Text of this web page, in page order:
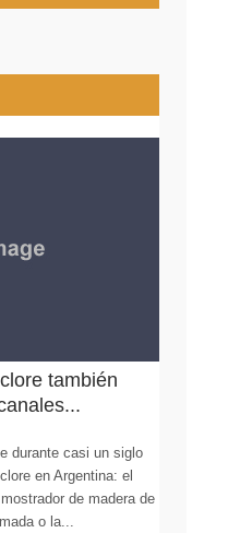
también
durante casi un siglo
en Argentina: el
de madera de
o la...